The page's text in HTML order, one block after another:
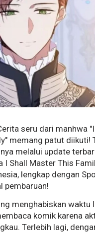
seru dari manhwa
memang patut diikuti!
melalui update
I Shall Master This
lengkap dengan
pembaruan!
menghabiskan waktu
komik karena
Terlebih lagi,